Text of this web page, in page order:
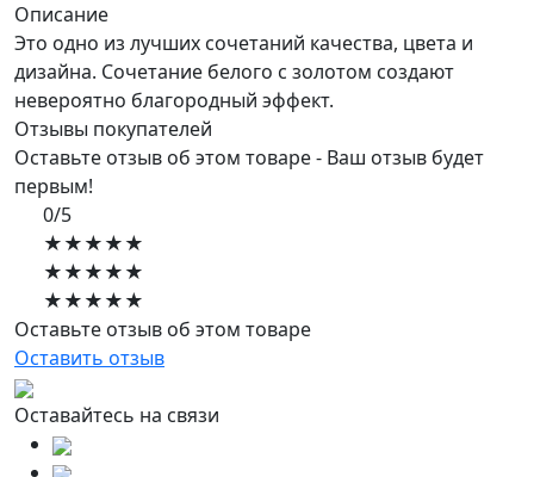
Описание
Это одно из лучших сочетаний качества, цвета и
дизайна. Сочетание белого с золотом создают
невероятно благородный эффект.
Отзывы покупателей
Оставьте отзыв об этом товаре - Ваш отзыв будет
первым!
0/5
★★★★★
★★★★★
★★★★★
Оставьте отзыв об этом товаре
Оставить отзыв
Оставайтесь на связи